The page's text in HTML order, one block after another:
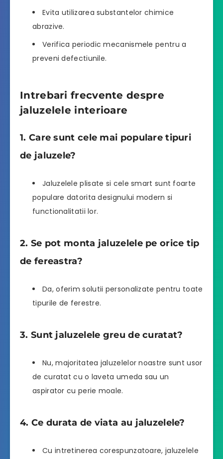
Evita utilizarea substantelor chimice
abrazive.
Verifica periodic mecanismele pentru a
preveni defectiunile.
Intrebari frecvente despre
jaluzelele interioare
1. Care sunt cele mai populare tipuri
de jaluzele?
Jaluzelele plisate si cele smart sunt foarte
populare datorita designului modern si
functionalitatii lor.
2. Se pot monta jaluzelele pe orice tip
de fereastra?
Da, oferim solutii personalizate pentru toate
tipurile de ferestre.
3. Sunt jaluzelele greu de curatat?
Nu, majoritatea jaluzelelor noastre sunt usor
de curatat cu o laveta umeda sau un
aspirator cu perie moale.
4. Ce durata de viata au jaluzelele?
Cu intretinerea corespunzatoare, jaluzelele